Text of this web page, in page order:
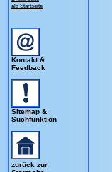
als Startseite
Kontakt &
Feedback
Sitemap &
Suchfunktion
zurück zur